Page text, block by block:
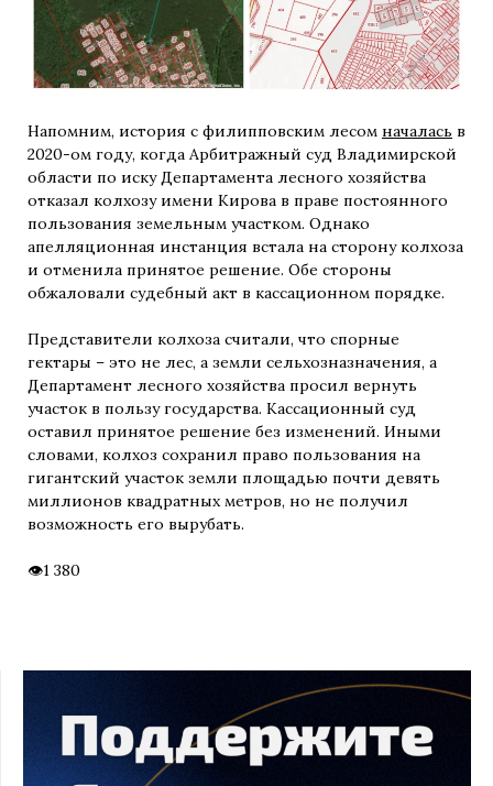
Напомним, история с филипповским лесом началась в
2020-ом году, когда Арбитражный суд Владимирской
области по иску Департамента лесного хозяйства
отказал колхозу имени Кирова в праве постоянного
пользования земельным участком. Однако
апелляционная инстанция встала на сторону колхоза
и отменила принятое решение. Обе стороны
обжаловали судебный акт в кассационном порядке.
Представители колхоза считали, что спорные
гектары – это не лес, а земли сельхозназначения, а
Департамент лесного хозяйства просил вернуть
участок в пользу государства. Кассационный суд
оставил принятое решение без изменений. Иными
словами, колхоз сохранил право пользования на
гигантский участок земли площадью почти девять
миллионов квадратных метров, но не получил
возможность его вырубать.
1 380